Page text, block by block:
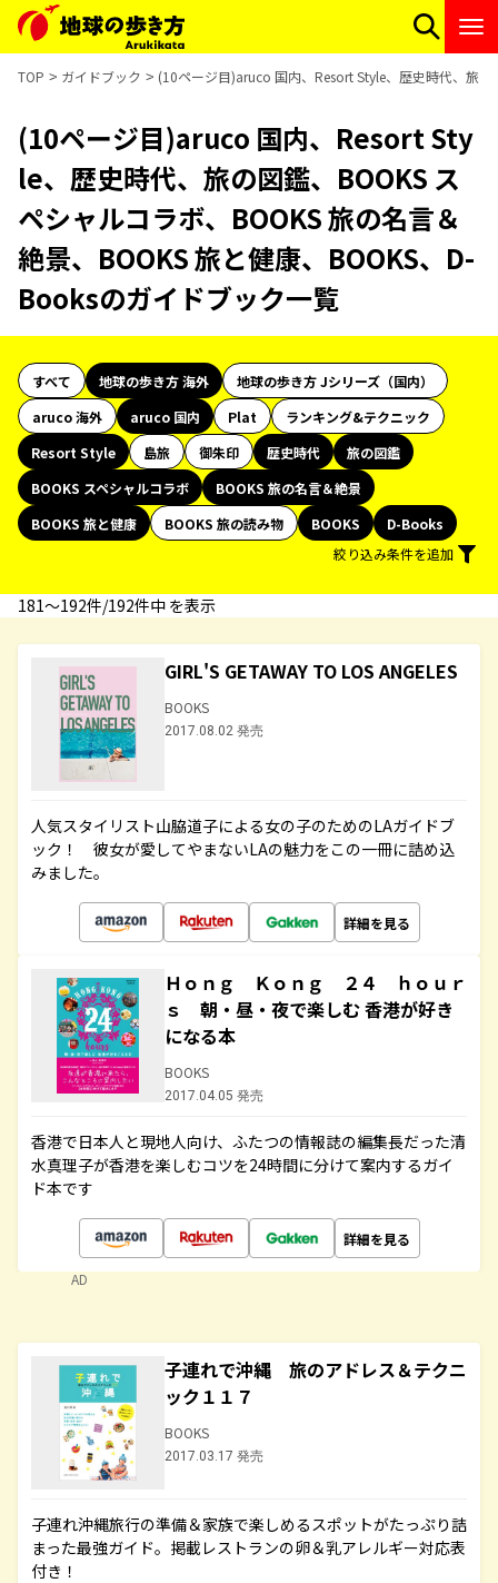
TOP ガイドブック (10ページ目)aruco 国内、Resort Style、歴史時代、旅
(10ページ目)aruco 国内、Resort Sty
le、歴史時代、旅の図鑑、BOOKS ス
ペシャルコラボ、BOOKS 旅の名言＆
絶景、BOOKS 旅と健康、BOOKS、D-
Booksのガイドブック一覧
すべて 地球の歩き方 海外
地球の歩き方 Jシリーズ（国内）
aruco 海外
aruco 国内 Plat
ランキング&テクニック
Resort Style
島旅 御朱印 歴史時代
旅の図鑑
BOOKS スペシャルコラボ
BOOKS 旅の名言＆絶景
BOOKS 旅と健康
BOOKS 旅の読み物 BOOKS
D-Books
絞り込み条件を追加
181〜192件/192件中 を表示
GIRL'S GETAWAY TO LOS ANGELES
BOOKS
2017.08.02 発売
人気スタイリスト山脇道子による女の子のためのLAガイドブ
ック！ 彼女が愛してやまないLAの魅力をこの一冊に詰め込
みました。
詳細を見る
Ｈｏｎｇ Ｋｏｎｇ ２４ ｈｏｕｒ
ｓ 朝・昼・夜で楽しむ 香港が好き
になる本
BOOKS
2017.04.05 発売
香港で日本人と現地人向け、ふたつの情報誌の編集長だった清
水真理子が香港を楽しむコツを24時間に分けて案内するガイ
ド本です
詳細を見る
AD
子連れで沖縄 旅のアドレス＆テクニ
ック１１７
BOOKS
2017.03.17 発売
子連れ沖縄旅行の準備＆家族で楽しめるスポットがたっぷり詰
まった最強ガイド。掲載レストランの卵＆乳アレルギー対応表
付き！